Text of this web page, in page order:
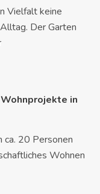
Vielfalt keine
Der Garten
in
ca. 20 Personen
Wohnen